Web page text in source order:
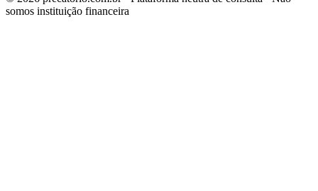
somos instituição financeira